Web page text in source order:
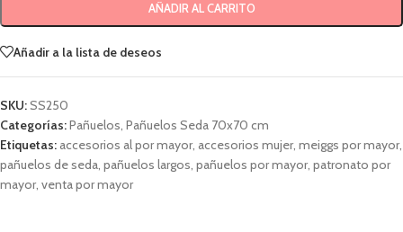
AÑADIR AL CARRITO
Añadir a la lista de deseos
SKU:SS250
Categorías:Pañuelos, Pañuelos Seda 70x70 cm
Etiquetas: accesorios al por mayor, accesorios mujer, meiggs por mayor,
pañuelos de seda, pañuelos largos, pañuelos por mayor, patronato por
mayor, venta por mayor